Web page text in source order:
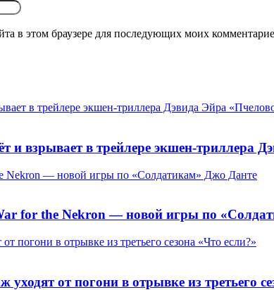
в этом браузере для последующих моих
в трейлере экшен-триллера Дэвида Эйра
взрывает в трейлере экшен-триллера
Nekron — новой игры по «Солдатикам» Джо Данте
for the Nekron — новой игры по
погони в отрывке из третьего сезона «Что если?»
от погони в отрывке из третьего